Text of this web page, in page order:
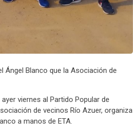
Ángel Blanco que la Asociación de
viernes al Partido Popular de
de vecinos Río Azuer, organiza
a manos de ETA.